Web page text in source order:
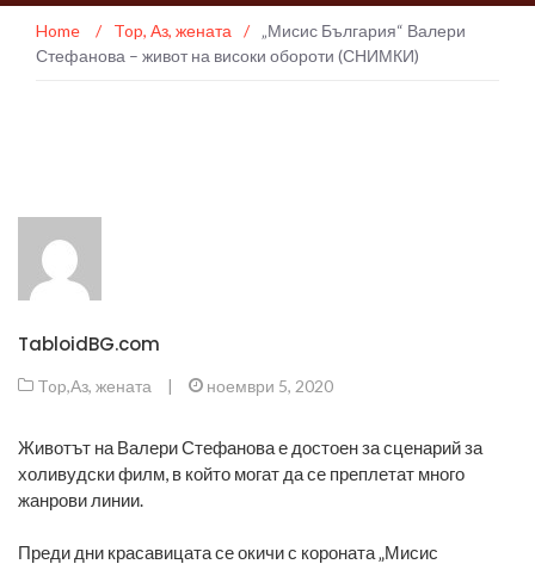
Home / Top, Аз, жената /
„Мисис България“ Валери
Стефанова – живот на високи обороти (СНИМКИ)
TabloidBG.com
Top,Аз, жената | ноември 5, 2020
Животът на Валери Стефанова е достоен за сценарий за
холивудски филм, в който могат да се преплетат много
жанрови линии.
Преди дни красавицата се окичи с короната „Мисис